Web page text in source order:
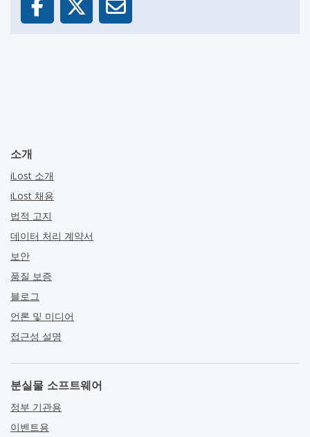
소개
iLost 소개
iLost 채용
법적 고지
데이터 처리 계약서
보안
품질 보증
블로그
언론 및 미디어
접근성 설명
분실물 소프트웨어
정부 기관용
이벤트용